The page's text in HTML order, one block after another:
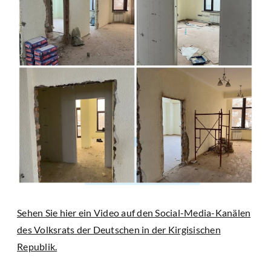
Sehen Sie hier ein Video auf den Social-Media-Kanälen
des Volksrats der Deutschen in der Kirgisischen
Republik.